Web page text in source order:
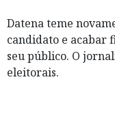
Datena teme
candidato e acabar
seu público. O
eleitorais.